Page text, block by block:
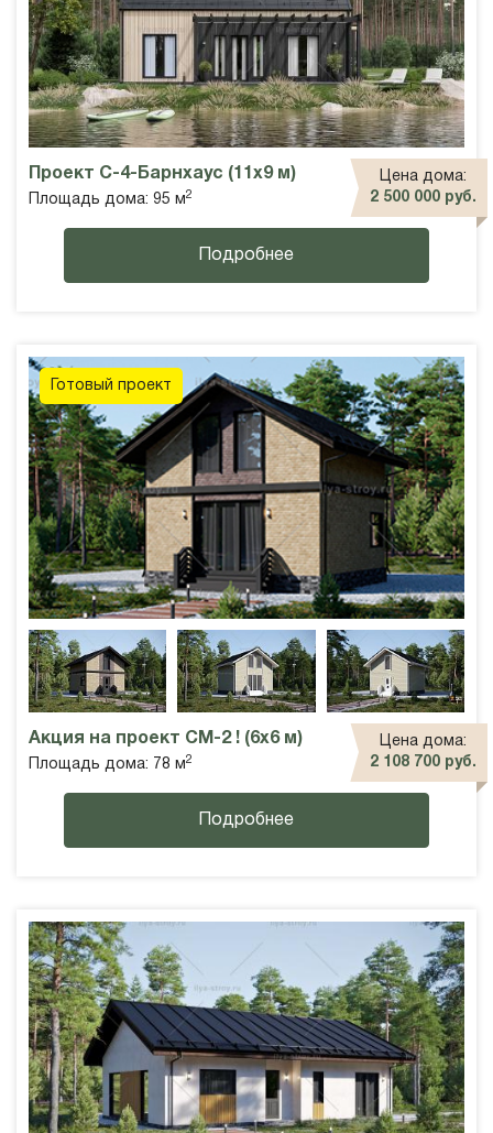
Проект С-4-Барнхаус (11х9 м)
Площадь дома: 95 м2
Цена дома:
2 500 000 руб.
Подробнее
Готовый проект
Акция на проект СМ-2 ! (6х6 м)
Площадь дома: 78 м2
Цена дома:
2 108 700 руб.
Подробнее